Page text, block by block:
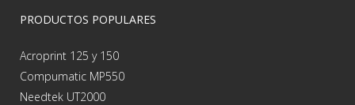
PRODUCTOS POPULARES
Acroprint 125 y 150
Compumatic MP550
Needtek UT2000